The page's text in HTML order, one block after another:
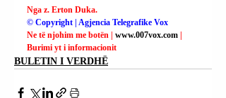
Nga z. Erton Duka.
© Copyright | Agjencia Telegrafike Vox
Ne të njohim me botën | www.007vox.com
Burimi yt i informacionit
BULETIN I VERDHË